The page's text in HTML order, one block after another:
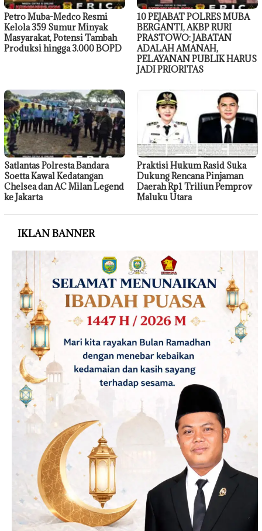
Petro Muba-Medco Resmi
Kelola 359 Sumur Minyak
Masyarakat, Potensi Tambah
Produksi hingga 3.000 BOPD
10 PEJABAT POLRES MUBA
BERGANTI, AKBP RURI
PRASTOWO: JABATAN
ADALAH AMANAH,
PELAYANAN PUBLIK HARUS
JADI PRIORITAS
Satlantas Polresta Bandara
Soetta Kawal Kedatangan
Chelsea dan AC Milan Legend
ke Jakarta
Praktisi Hukum Rasid Suka
Dukung Rencana Pinjaman
Daerah Rp1 Triliun Pemprov
Maluku Utara
IKLAN BANNER